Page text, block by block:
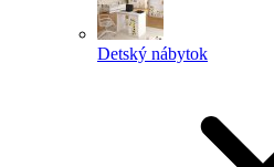
Detský nábytok